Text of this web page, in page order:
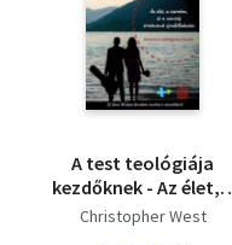
A test teológiája
kezdőknek - Az élet, a
szerelem és a nemiség
Christopher West